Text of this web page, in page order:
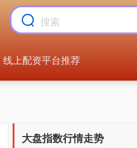
线上配资平台推荐
大盘指数行情走势